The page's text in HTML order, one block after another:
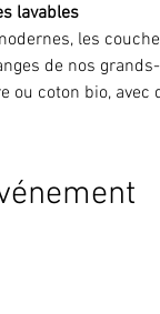
lavables
les
de nos
ou coton bio,